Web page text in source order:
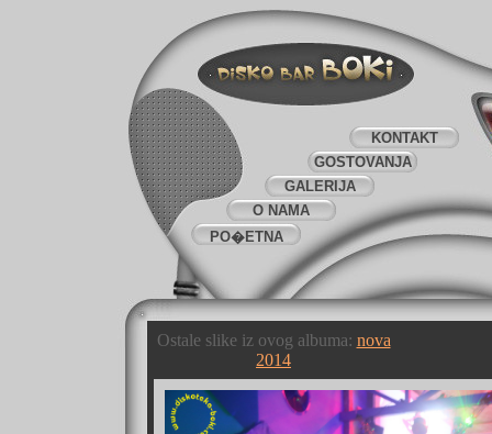
PO�ETNA
O NAMA
GALERIJA
GOSTOVANJA
KONTAKT
Ostale slike iz ovog albuma: nova
2014